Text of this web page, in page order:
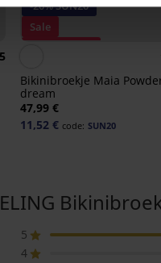
5
-20% SUN20
Sale
Bikinibroekje Maia
dream
47,99 €
11,52 € code: SUN20
5
4